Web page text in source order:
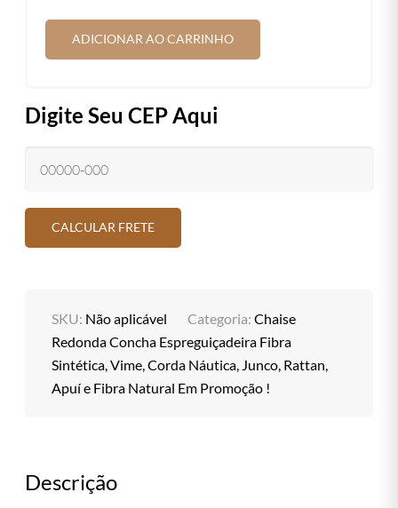
ADICIONAR AO CARRINHO
Digite Seu CEP Aqui
SKU: Não aplicável Categoria:Chaise
Redonda Concha Espreguiçadeira Fibra
Sintética, Vime, Corda Náutica, Junco, Rattan,
Apuí e Fibra Natural Em Promoção !
Descrição